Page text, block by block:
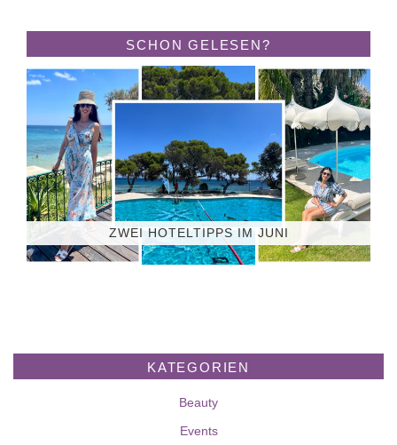
SCHON GELESEN?
ZWEI HOTELTIPPS IM JUNI
KATEGORIEN
Beauty
Events